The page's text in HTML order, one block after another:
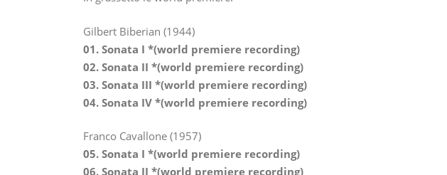
Gilbert Biberian (1944)
01. Sonata I *(world premiere recording)
02. Sonata II *(world premiere recording)
03. Sonata III *(world premiere recording)
04. Sonata IV *(world premiere recording)
Franco Cavallone (1957)
05. Sonata I *(world premiere recording)
06. Sonata II *(world premiere recording)